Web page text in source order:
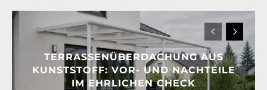
TERRASSENÜBERDACHUNG AUS
KUNSTSTOFF: VOR- UND NACHTEILE
IM EHRLICHEN CHECK